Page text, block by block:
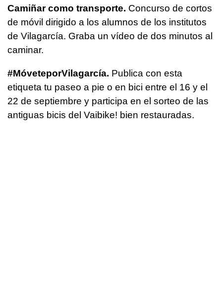
Camiñar como transporte. Concurso de cortos
de móvil dirigido a los alumnos de los institutos
de Vilagarcía. Graba un vídeo de dos minutos al
caminar.
#MóveteporVilagarcía. Publica con esta
etiqueta tu paseo a pie o en bici entre el 16 y el
22 de septiembre y participa en el sorteo de las
antiguas bicis del Vaibike! bien restauradas.